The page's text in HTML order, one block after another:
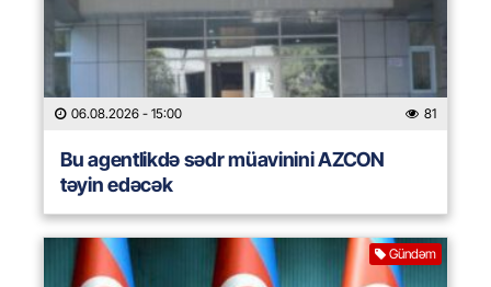
06.08.2026 - 15:00 81
Bu agentlikdə sədr müavinini AZCON
təyin edəcək
Gündəm